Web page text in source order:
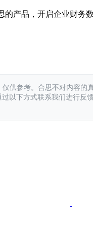
的产品，开启企业财务
供参考。合思不对内容的
以下方式联系我们进行反